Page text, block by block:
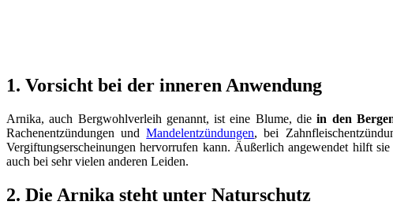
1. Vorsicht bei der inneren Anwendung
Arnika, auch Bergwohlverleih genannt, ist eine Blume, diein den
Rachenentzündungen undMandelentzündungen, bei
Vergiftungserscheinungen hervorrufen kann. Äußerlich angewendet hilft
auch bei sehr vielen anderen Leiden.
2. Die Arnika steht unter Naturschutz